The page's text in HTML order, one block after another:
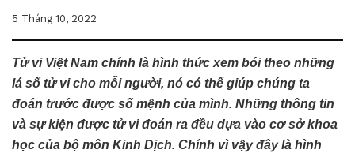
5 Tháng 10, 2022
Tử vi Việt Nam chính là hình thức xem bói theo những
lá số tử vi cho mỗi người, nó có thể giúp chúng ta
đoán trước được số mệnh của mình. Những thông tin
và sự kiện được tử vi đoán ra đều dựa vào cơ sở khoa
học của bộ môn Kinh Dịch. Chính vì vậy đây là hình